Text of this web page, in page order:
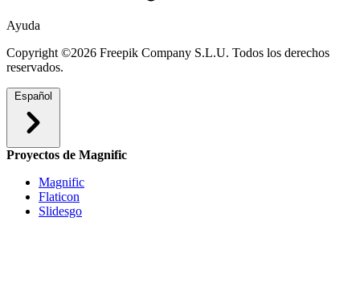
Ayuda
Copyright ©2026 Freepik Company S.L.U. Todos los derechos
reservados.
Español
Proyectos de Magnific
Magnific
Flaticon
Slidesgo